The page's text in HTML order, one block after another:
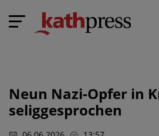
Neun Nazi-Opfer in
seliggesprochen